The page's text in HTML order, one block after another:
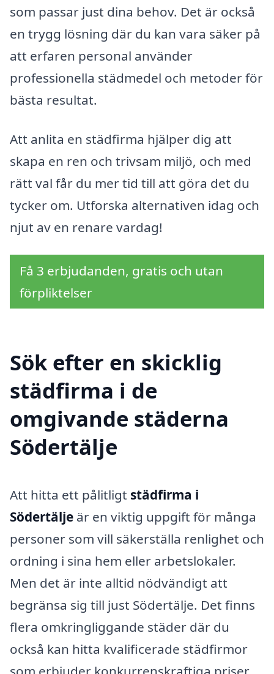
som passar just dina behov. Det är också
en trygg lösning där du kan vara säker på
att erfaren personal använder
professionella städmedel och metoder för
bästa resultat.
Att anlita en städfirma hjälper dig att
skapa en ren och trivsam miljö, och med
rätt val får du mer tid till att göra det du
tycker om. Utforska alternativen idag och
njut av en renare vardag!
Få 3 erbjudanden, gratis och utan
förpliktelser
Sök efter en skicklig
städfirma i de
omgivande städerna
Södertälje
Att hitta ett pålitligt städfirma i
Södertälje är en viktig uppgift för många
personer som vill säkerställa renlighet och
ordning i sina hem eller arbetslokaler.
Men det är inte alltid nödvändigt att
begränsa sig till just Södertälje. Det finns
flera omkringliggande städer där du
också kan hitta kvalificerade städfirmor